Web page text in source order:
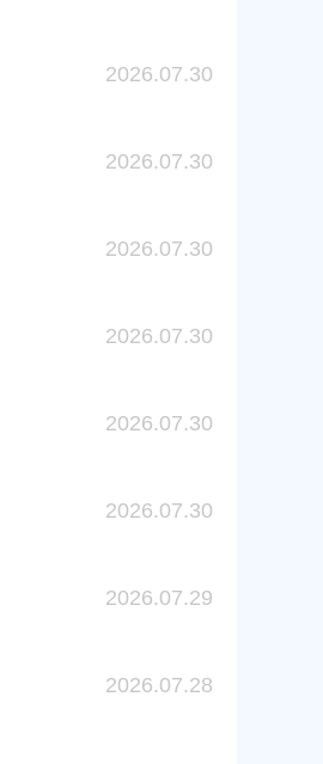
2026.07.30
2026.07.30
2026.07.30
2026.07.30
2026.07.30
2026.07.30
2026.07.29
2026.07.28